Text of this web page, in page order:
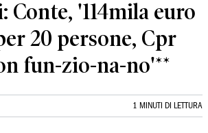
'114mila euro
20 persone, Cpr
fun-zio-na-no'**
1 MINUTI DI LETTURA